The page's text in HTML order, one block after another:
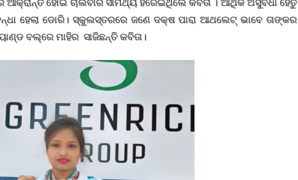
ହୋଇ ଚାଲିବାର ସାମର୍ଥ୍ୟ ହରେଇଥିଲେ କବିତା । ଆର୍ଥିକ ଅସୁବିଧା ହେତୁ
ହେଲା ଡୋରି। ସ୍କୁଲସ୍ତରରେ ଜଣେ ଦକ୍ଷ ପାରା ଆଥଲେଟ୍‌ ଭାବେ ତାଙ୍କର
ବଲ୍‌ରେ ମାହିର ସାଜିଛନ୍ତି କବିତା।